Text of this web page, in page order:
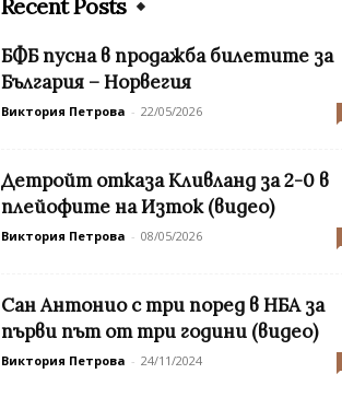
Recent Posts
БФБ пусна в продажба билетите за
България – Норвегия
Виктория Петрова - 22/05/2026
Детройт отказа Кливланд за 2-0 в
плейофите на Изток (видео)
Виктория Петрова - 08/05/2026
Сан Антонио с три поред в НБА за
първи път от три години (видео)
Виктория Петрова - 24/11/2024